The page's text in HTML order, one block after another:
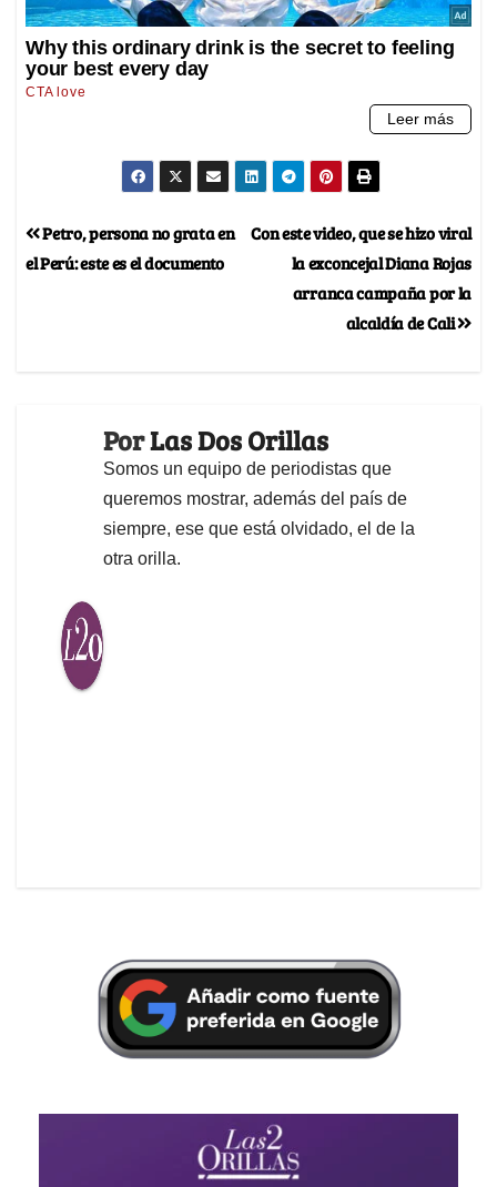
Con este video, que se hizo viral
la exconcejal Diana Rojas
arranca campaña por la
alcaldía de Cali
Petro, persona no grata en
el Perú: este es el documento
PorLas Dos Orillas
Somos un equipo de periodistas que
queremos mostrar, además del país de
siempre, ese que está olvidado, el de la
otra orilla.